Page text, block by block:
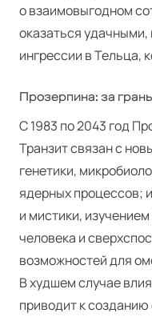
о взаимовыгодном
оказаться удачными,
ингрессии в Тельца,
Прозерпина: за
С 1983 по 2043 год
Транзит связан с
генетики,
ядерных процессов;
и мистики,
человека и
возможностей для
В худшем случае
приводит к